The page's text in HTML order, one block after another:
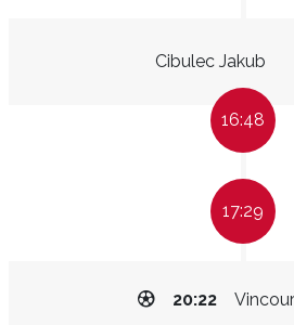
Cibulec Jakub
16:48
17:29
20:22